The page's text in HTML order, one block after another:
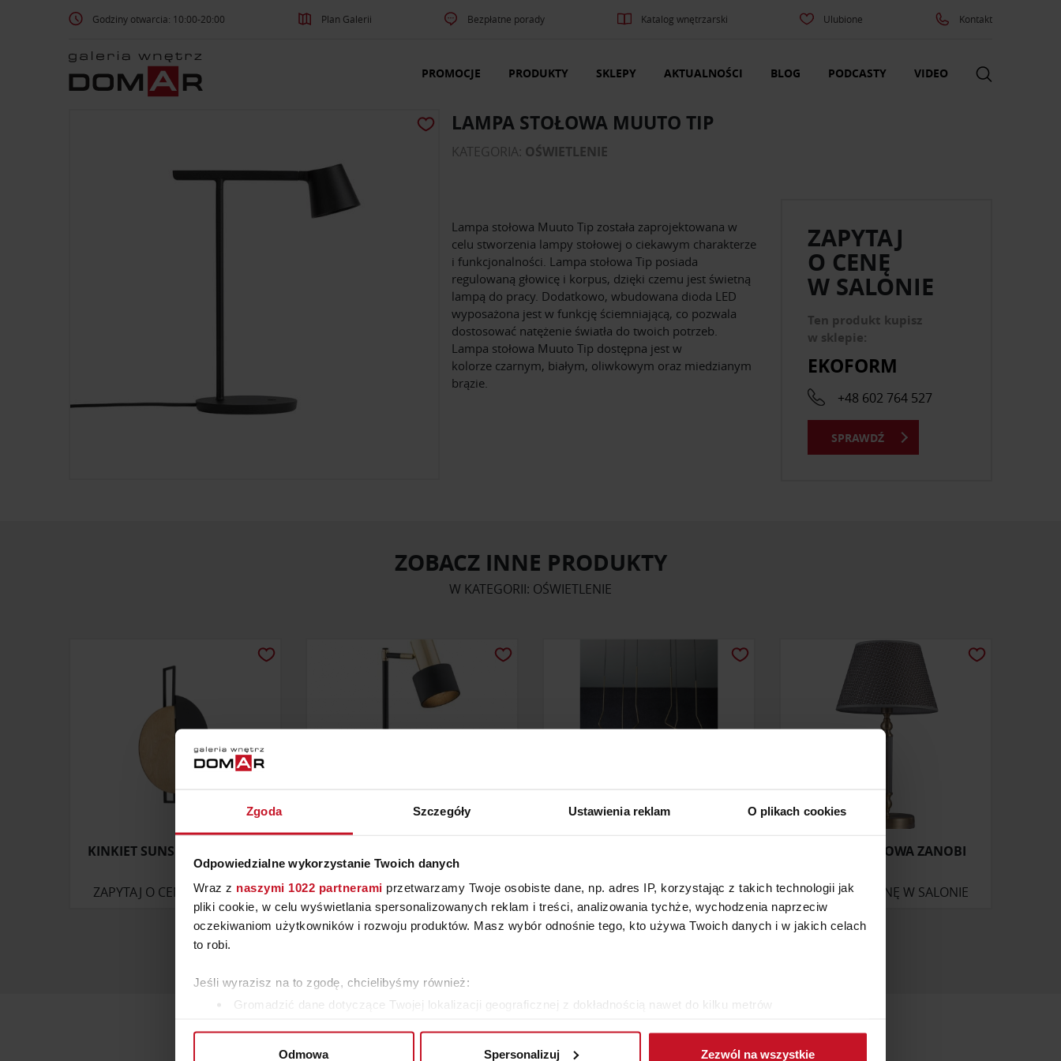
Zgoda Szczegóły Ustawienia reklam O plikach cookies
Odpowiedzialne wykorzystanie Twoich danych
Wraz z naszymi 1022 partnerami przetwarzamy Twoje osobiste dane, np. adres IP, korzystając z takich technologii jak
pliki cookie, w celu wyświetlania spersonalizowanych reklam i treści, analizowania tychże, wychodzenia naprzeciw
oczekiwaniom użytkowników i rozwoju produktów. Masz wybór odnośnie tego, kto używa Twoich danych i w jakich celach
to robi.
Jeśli wyrazisz na to zgodę, chcielibyśmy również:
Gromadzić dane dotyczące Twojej lokalizacji geograficznej z dokładnością nawet do kilku metrów
Odmowa Spersonalizuj Zezwól na wszystkie
Godziny otwarcia: 10:00-20:00 Plan Galerii Bezpłatne porady Katalog wnętrzarski Ulubione Kontakt
PROMOCJE PRODUKTY SKLEPY AKTUALNOŚCI BLOG PODCASTY VIDEO
LAMPA STOŁOWA MUUTO TIP
KATEGORIA: OŚWIETLENIE
Lampa stołowa Muuto Tip została zaprojektowana w
celu stworzenia lampy stołowej o ciekawym charakterze
i funkcjonalności. Lampa stołowa Tip posiada
regulowaną głowicę i korpus, dzięki czemu jest świetną
lampą do pracy. Dodatkowo, wbudowana dioda LED
wyposażona jest w funkcję ściemniającą, co pozwala
dostosować natężenie światła do twoich potrzeb.
Lampa stołowa Muuto Tip dostępna jest w
kolorze czarnym, białym, oliwkowym oraz miedzianym
brązie.
ZAPYTAJ
O CENĘ
W SALONIE
Ten produkt kupisz
w sklepie:
EKOFORM
+48 602 764 527
SPRAWDŹ
ZOBACZ INNE PRODUKTY
W KATEGORII: OŚWIETLENIE
KINKIET SUNSET NATURAL B
ZAPYTAJ O CENĘ W SALONIE 219 ZŁ ZAPYTAJ O CENĘ W SALONIE
LAMPA STOŁOWA ZANOBI
ZAPYTAJ O CENĘ W SALONIE